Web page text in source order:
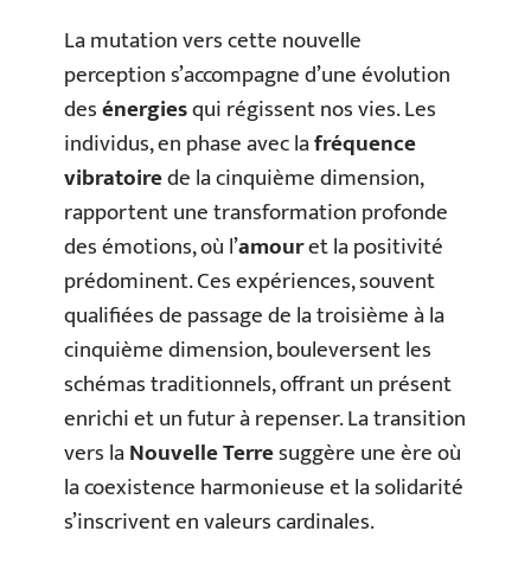
La mutation vers cette nouvelle
perception s’accompagne d’une évolution
desénergiesqui régissent nos vies. Les
individus, en phase avec lafréquence
vibratoirede la cinquième dimension,
rapportent une transformation profonde
des émotions, où l’amouret la positivité
prédominent. Ces expériences, souvent
qualifiées de passage de la troisième à la
cinquième dimension, bouleversent les
schémas traditionnels, offrant un présent
enrichi et un futur à repenser. La transition
vers laNouvelle Terresuggère une ère où
la coexistence harmonieuse et la solidarité
s’inscrivent en valeurs cardinales.